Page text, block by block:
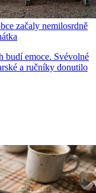
začaly nemilosrdně
budí emoce. Svévolné
a ručníky donutilo